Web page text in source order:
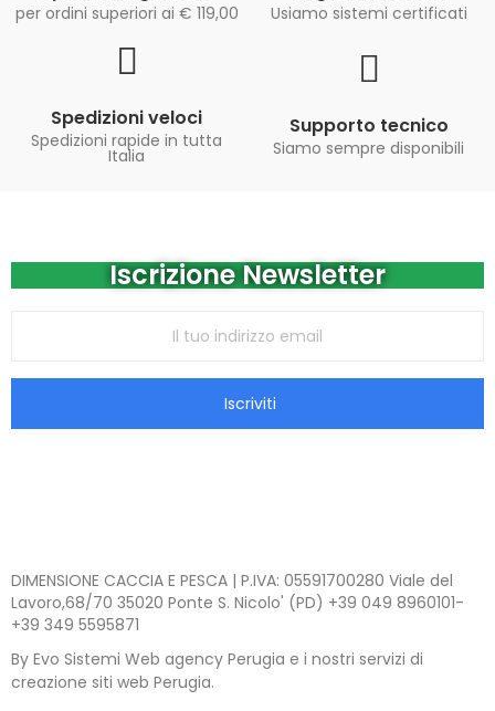
per ordini superiori ai € 119,00 Usiamo sistemi certificati
Spedizioni veloci
Spedizioni rapide in tutta
Italia
Supporto tecnico
Siamo sempre disponibili
Iscrizione Newsletter
Iscriviti
DIMENSIONE CACCIA E PESCA | P.IVA: 05591700280 Viale del
Lavoro,68/70 35020 Ponte S. Nicolo' (PD) +39 049 8960101-
+39 349 5595871
By Evo Sistemi Web agency Perugia e i nostri servizi di
creazione siti web Perugia.